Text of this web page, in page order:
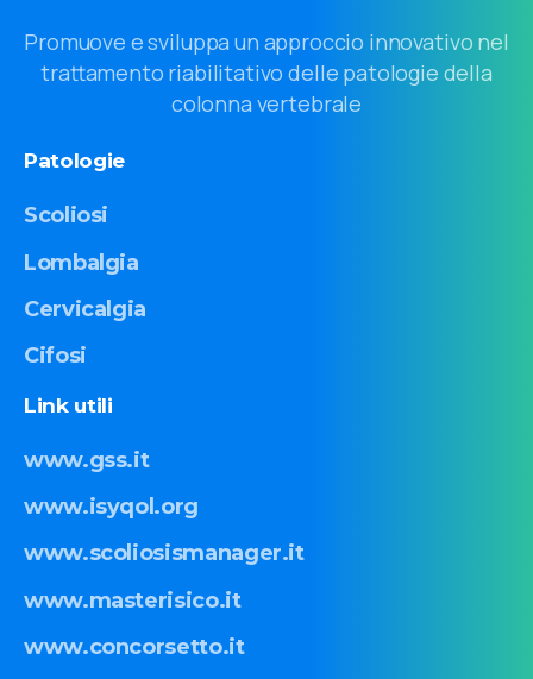
Promuove e sviluppa un approccio innovativo nel
trattamento riabilitativo delle patologie della
colonna vertebrale
Patologie
Scoliosi
Lombalgia
Cervicalgia
Cifosi
Link utili
www.gss.it
www.isyqol.org
www.scoliosismanager.it
www.masterisico.it
www.concorsetto.it